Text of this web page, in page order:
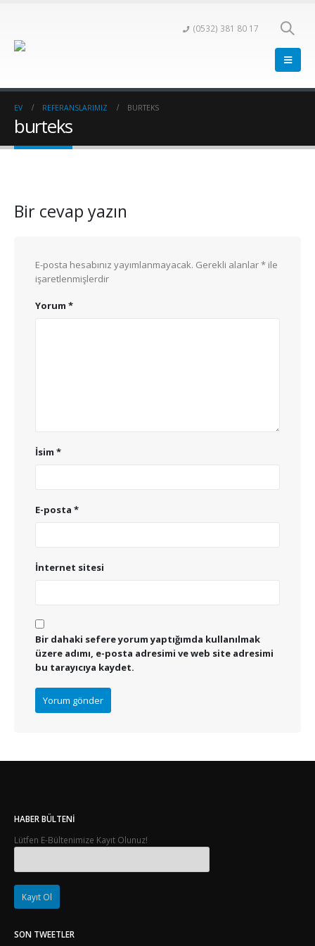
(0532) 381 80 17
EV REFERANSLARIMIZ BURTEKS
burteks
Bir cevap yazın
E-posta hesabınız yayımlanmayacak. Gerekli alanlar* ile
işaretlenmişlerdir
Yorum *
İsim *
E-posta *
İnternet sitesi
Bir dahaki sefere yorum yaptığımda kullanılmak
üzere adımı, e-posta adresimi ve web site adresimi
bu tarayıcıya kaydet.
HABER BÜLTENI
Lütfen E-Bültenimize Kayıt Olunuz!
SON TWEETLER